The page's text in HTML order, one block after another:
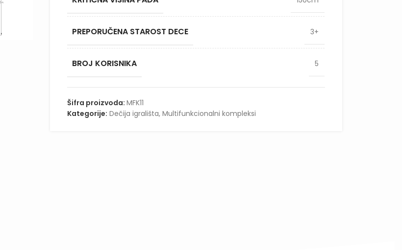
PREPORUČENA STAROST DECE 3+
BROJ KORISNIKA 5
Šifra proizvoda: MFK11
Kategorije: Dečija igrališta, Multifunkcionalni kompleksi